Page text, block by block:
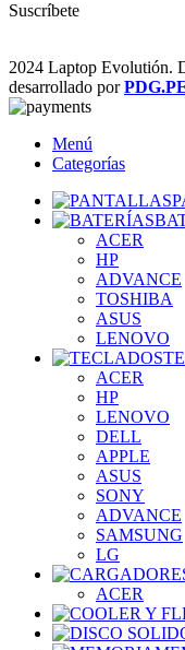
Suscríbete
2024 Laptop Evolutión.
desarrollado por
Menú
Categorías
ACER
HP
ADVANCE
TOSHIBA
ASUS
LENOVO
ACER
HP
LENOVO
DELL
APPLE
ASUS
SONY
ADVANCE
SAMSUNG
LG
ACER